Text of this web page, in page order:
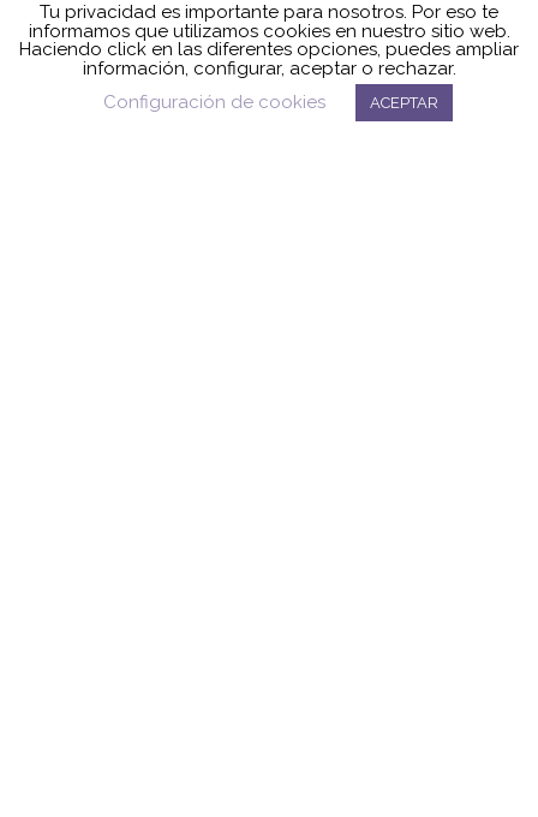
marzo 2024
febrero 2024
Tu privacidad es importante para nosotros. Por eso te
informamos que utilizamos cookies en nuestro sitio web.
Haciendo click en las diferentes opciones, puedes ampliar
información, configurar, aceptar o rechazar.
Configuración de cookies
ACEPTAR